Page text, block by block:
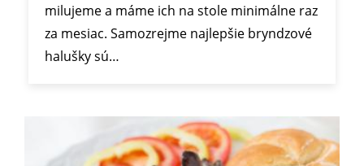
milujeme a máme ich na stole minimálne raz
za mesiac. Samozrejme najlepšie bryndzové
halušky sú…